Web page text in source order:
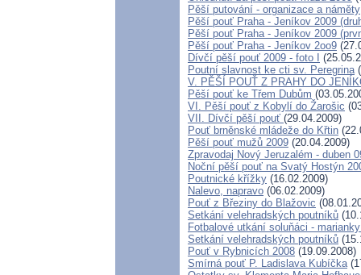
Pěší putování - organizace a náměty
Pěší pouť Praha - Jeníkov 2009
Pěší pouť Praha - Jeníkov 2009
Pěší pouť Praha - Jeníkov 2oo9
Dívčí pěší pouť 2009 - foto I
Poutní slavnost ke cti sv. Peregrina
V. PĚŠÍ POUŤ Z PRAHY DO
Pěší pouť ke Třem Dubům
VI. Pěší pouť z Kobylí do Žarošic
VII. Dívčí pěší pouť (29.04.2009)
Pouť brněnské mládeže do Křtin
Pěší pouť mužů 2009 (20.04.2009)
Zpravodaj Nový Jeruzalém - duben
Noční pěší pouť na Svatý Hostýn
Poutnické křížky (16.02.2009)
Nalevo, napravo (06.02.2009)
Pouť z Březiny do Blažovic
Setkání velehradských poutníků
Fotbalové utkání soluňáci -
Setkání velehradských poutníků
Pouť v Rybnicích 2008 (19.09.2008)
Smírná pouť P. Ladislava Kubíčka